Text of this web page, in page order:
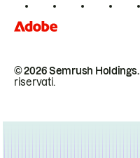
© 2026 Semrush Holdings.
riservati.